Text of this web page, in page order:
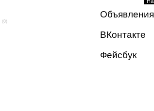
(0)
Объявления
ВКонтакте
Фейсбук